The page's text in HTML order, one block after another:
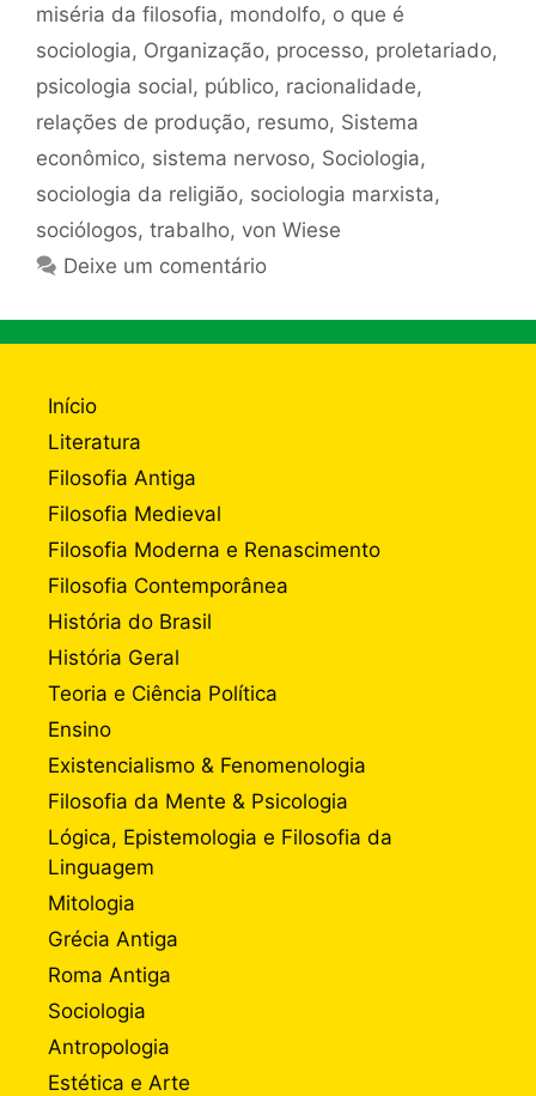
miséria da filosofia, mondolfo, o que é
sociologia, Organização, processo, proletariado,
psicologia social, público, racionalidade,
relações de produção, resumo, Sistema
econômico, sistema nervoso, Sociologia,
sociologia da religião, sociologia marxista,
sociólogos, trabalho, von Wiese
Deixe um comentário
Início
Literatura
Filosofia Antiga
Filosofia Medieval
Filosofia Moderna e Renascimento
Filosofia Contemporânea
História do Brasil
História Geral
Teoria e Ciência Política
Ensino
Existencialismo & Fenomenologia
Filosofia da Mente & Psicologia
Lógica, Epistemologia e Filosofia da
Linguagem
Mitologia
Grécia Antiga
Roma Antiga
Sociologia
Antropologia
Estética e Arte